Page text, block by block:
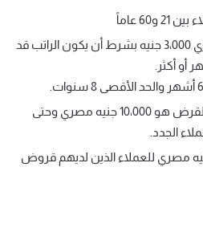
عاماً
الحد الأدنى للراتب الشهري 3،000 جنيه بشرط أن يكون الراتب قد
كذلك الحد الأدنى لمبلغ القرض هو 10،000 جنيه مصري وحتى
يصل إلى 500،000 جنيه مصري للعملاء الذين لديهم قروض